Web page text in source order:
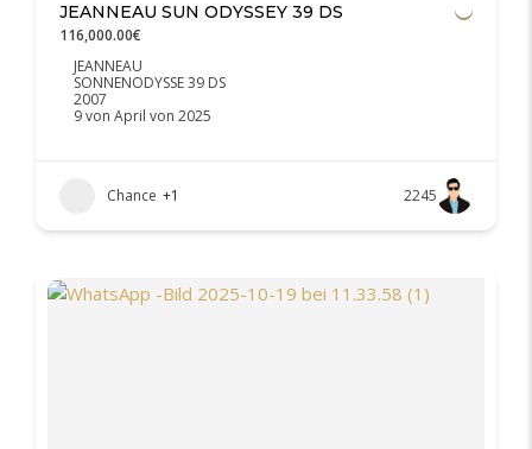
JEANNEAU SUN ODYSSEY 39 DS
116,000.00€
JEANNEAU
SONNENODYSSE 39 DS
2007
9 von April von 2025
Chance +1 2245